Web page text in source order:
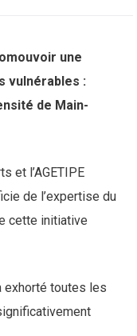
une
vulnérables :
de Main-
et l’AGETIPE
de l’expertise du
cette initiative
exhorté toutes les